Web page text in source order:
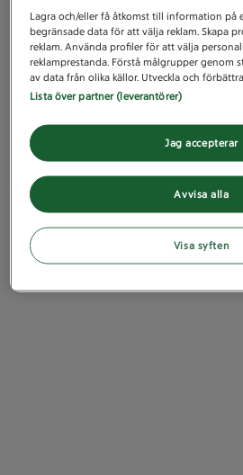
Lagra och/eller få åtkomst till information på
begränsade data för att välja reklam. Skapa
reklam. Använda profiler för att välja
reklamprestanda. Förstå målgrupper genom
av data från olika källor. Utveckla och
Lista över partner (leverantörer)
Avvisa alla
Jag accepterar
Visa syften